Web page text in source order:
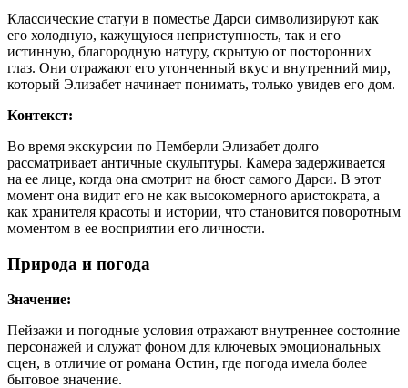
Классические статуи в поместье Дарси символизируют как
его холодную, кажущуюся неприступность, так и его
истинную, благородную натуру, скрытую от посторонних
глаз. Они отражают его утонченный вкус и внутренний мир,
который Элизабет начинает понимать, только увидев его дом.
Контекст:
Во время экскурсии по Пемберли Элизабет долго
рассматривает античные скульптуры. Камера задерживается
на ее лице, когда она смотрит на бюст самого Дарси. В этот
момент она видит его не как высокомерного аристократа, а
как хранителя красоты и истории, что становится поворотным
моментом в ее восприятии его личности.
Природа и погода
Значение:
Пейзажи и погодные условия отражают внутреннее состояние
персонажей и служат фоном для ключевых эмоциональных
сцен, в отличие от романа Остин, где погода имела более
бытовое значение.